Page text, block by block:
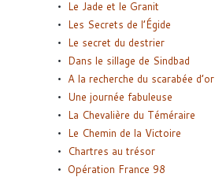
Le Jade et le Granit
Les Secrets de l’Égide
Le secret du destrier
Dans le sillage de Sindbad
A la recherche du scarabée d’or
Une journée fabuleuse
La Chevalière du Téméraire
Le Chemin de la Victoire
Chartres au trésor
Opération France 98